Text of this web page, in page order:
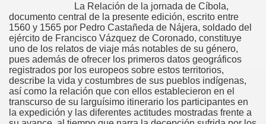
La Relación de la jornada de Cíbola,
documento central de la presente edición, escrito entre
1560 y 1565 por Pedro Castañeda de Nájera, soldado del
ejército de Francisco Vázquez de Coronado, constituye
uno de los relatos de viaje más notables de su género,
pues además de ofrecer los primeros datos geográficos
registrados por los europeos sobre estos territorios,
describe la vida y costumbres de sus pueblos indígenas,
así como la relación que con ellos establecieron en el
transcurso de su larguísimo itinerario los participantes en
la expedición y las diferentes actitudes mostradas frente a